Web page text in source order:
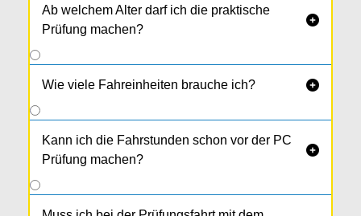
Ab welchem Alter darf ich die praktische
Prüfung machen?

Wie viele Fahreinheiten brauche ich? 
Kann ich die Fahrstunden schon vor der PC
Prüfung machen?
